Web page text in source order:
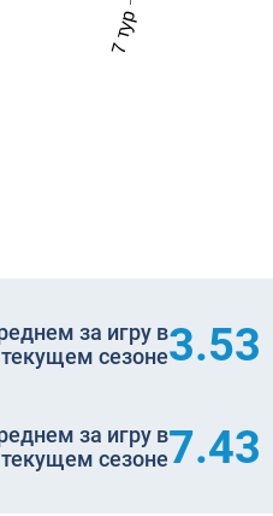
за игру в
текущем сезоне3.53
за игру в
текущем сезоне7.43